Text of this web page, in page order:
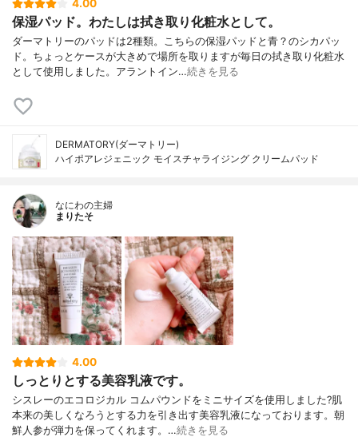
4.00
保湿パッド。わたしは拭き取り化粧水として。
ダーマトリーのパッドは2種類。こちらの保湿パッドと青？のシカパッ
ド。ちょっとケースが大きめで場所を取りますが毎日の拭き取り化粧水
として使用しました。アラントイン…続きを見る
DERMATORY(ダーマトリー)
ハイポアレジェニック モイスチャライジング クリームパッド
なにわの主婦
まりたそ
4.00
しっとりとする美容乳液です。
シスレーのエコロジカル コムパウンドをミニサイズを使用しました?肌
本来の美しくなろうとする力を引き出す美容乳液になっております。朝
鮮人参が弾力を保ってくれます。…続きを見る